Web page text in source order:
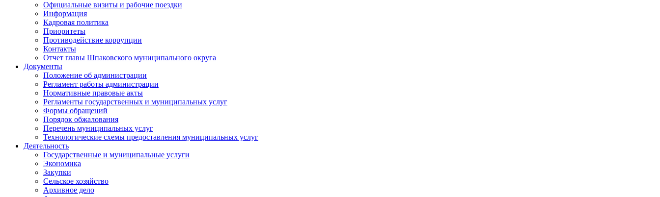
Официальные визиты и рабочие поездки
Информация
Кадровая политика
Приоритеты
Противодействие коррупции
Контакты
Отчет главы Шпаковского муниципального округа
Документы
Положение об администрации
Регламент работы администрации
Нормативные правовые акты
Регламенты государственных и муниципальных услуг
Формы обращений
Порядок обжалования
Перечень муниципальных услуг
Технологические схемы предоставления муниципальных услуг
Деятельность
Государственные и муниципальные услуги
Экономика
Закупки
Сельское хозяйство
Архивное дело